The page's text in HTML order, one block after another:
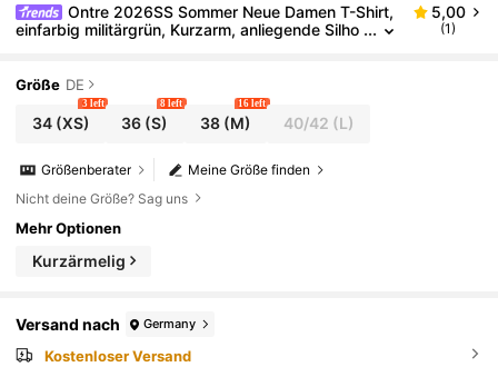
Ontre 2026SS Sommer Neue Damen T-Shirt,
einfarbig militärgrün, Kurzarm, anliegende Silho
chnitt, Knopfverschluss, geeignet für Unabhängigk
eitstag, Teegesellschaft, Outdoor, Pendeln, minimali
stisch schicke urbane vielseitige Damen T-Shirt
5,00
(1)
Größe DE
34(XS)
3 left
36 (S)
8 left
38(M)
16 left
40/42 (L)
Meine Größe finden
Größenberater
Nicht deine Größe? Sag uns
Mehr Optionen
Kurzärmelig
Versand nach Germany
Kostenloser Versand